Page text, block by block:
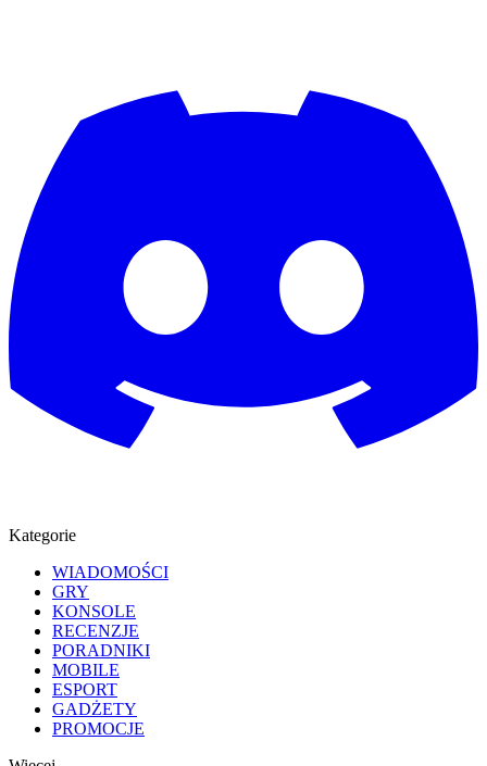
Kategorie
WIADOMOŚCI
GRY
KONSOLE
RECENZJE
PORADNIKI
MOBILE
ESPORT
GADŻETY
PROMOCJE